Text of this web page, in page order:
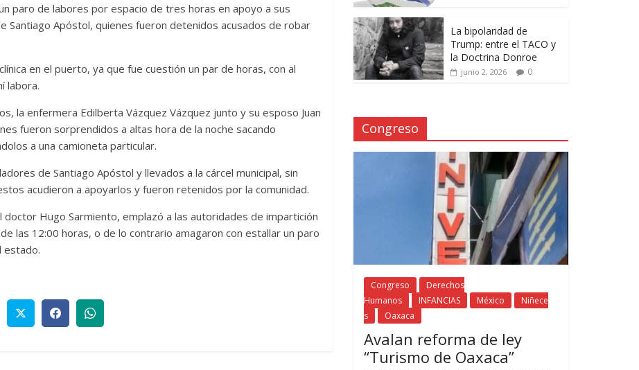
paro de labores por espacio de tres horas en apoyo a sus
Santiago Apóstol, quienes fueron detenidos acusados de robar
en el puerto, ya que fue cuestión un par de horas, con al
labora.
la enfermera Edilberta Vázquez Vázquez junto y su esposo Juan
fueron sorprendidos a altas hora de la noche sacando
a una camioneta particular.
de Santiago Apóstol y llevados a la cárcel municipal, sin
acudieron a apoyarlos y fueron retenidos por la comunidad.
Hugo Sarmiento, emplazó a las autoridades de impartición
las 12:00 horas, o de lo contrario amagaron con estallar un paro
estado.
La bipolaridad de
Trump: entre el TACO y
la Doctrina Donroe
junio 2, 2026 0
Congreso
Congreso
Derechos
Humanos
INFANCIAS México
Niñece
s
Oaxaca
Avalan reforma de ley
“Turismo de Oaxaca”